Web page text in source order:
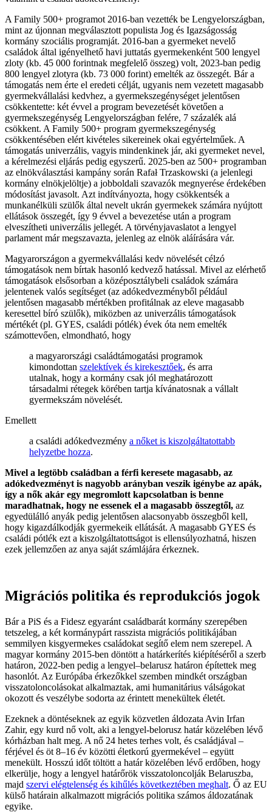
A Family 500+ programot 2016-ban vezették be Lengyelországban,
mint az újonnan megválasztott populista Jog és Igazságosság
kormány szociális programját. 2016-ban a gyermeket nevelő
családok által igényelhető havi juttatás gyermekenként 500 lengyel
zloty (kb. 45 000 forintnak megfelelő összeg) volt, 2023-ban pedig
800 lengyel zlotyra (kb. 73 000 forint) emelték az összegét. Bár a
támogatás nem érte el eredeti célját, ugyanis nem vezetett magasabb
gyermekvállalási kedvhez, a gyermekszegénységet jelentősen
csökkentette: két évvel a program bevezetését követően a
gyermekszegénység Lengyelországban felére, 7 százalék alá
csökkent. A Family 500+ program gyermekszegénység
csökkentésében elért kivételes sikereinek okai egyértelműek. A
támogatás univerzális, vagyis mindenkinek jár, aki gyermeket nevel,
a kérelmezési eljárás pedig egyszerű. 2025-ben az 500+ programban
az elnökválasztási kampány során Rafał Trzaskowski (a jelenlegi
kormány elnökjelöltje) a jobboldali szavazók megnyerése érdekében
módosítást javasolt. Azt indítványozta, hogy csökkentsék a
munkanélküli szülők által nevelt ukrán gyermekek számára nyújtott
ellátások összegét, így 9 évvel a bevezetése után a program
elveszítheti univerzális jellegét. A törvényjavaslatot a lengyel
parlament már megszavazta, jelenleg az elnök aláírására vár.
Magyarországon a gyermekvállalási kedv növelését célzó
támogatások nem bírtak hasonló kedvező hatással. Mivel az elérhető
támogatások elsősorban a középosztálybeli családok számára
jelentenek valós segítséget (az adókedvezményből például
jelentősen magasabb mértékben profitálnak az eleve magasabb
keresettel bíró szülők), miközben az univerzális támogatások
mértékét (pl. GYES, családi pótlék) évek óta nem emelték
számottevően, elmondható, hogy
a magyarországi családtámogatási programok
kimondottan szelektívek és kirekesztőek, és arra
utalnak, hogy a kormány csak jól meghatározott
társadalmi rétegek körében tartja kívánatosnak a vállalt
gyermekszám növelését.
Emellett
a családi adókedvezmény a nőket is kiszolgáltatottabb
helyzetbe hozza.
Mivel a legtöbb családban a férfi keresete magasabb, az
adókedvezményt is nagyobb arányban veszik igénybe az apák,
így a nők akár egy megromlott kapcsolatban is benne
maradhatnak, hogy ne essenek el a magasabb összegtől, az
egyedülálló anyák pedig jelentősen alacsonyabb összegből kell,
hogy kigazdálkodják gyermekeik ellátását. A magasabb GYES és
családi pótlék ezt a kiszolgáltatottságot is ellensúlyozhatná, hiszen
ezek jellemzően az anya saját számlájára érkeznek.
Migrációs politika és reprodukciós jogok
Bár a PiS és a Fidesz egyaránt családbarát kormány szerepében
tetszeleg, a két kormánypárt rasszista migrációs politikájában
semmilyen kisgyermekes családokat segítő elem nem szerepel. A
magyar kormány 2015-ben döntött a határkerítés kiépítéséről a szerb
határon, 2022-ben pedig a lengyel–belarusz határon építettek meg
hasonlót. Az Európába érkezőkkel szemben mindkét országban
visszatoloncolásokat alkalmaztak, ami humanitárius válságokat
okozott és veszélybe sodorta az érintett menekültek életét.
Ezeknek a döntéseknek az egyik közvetlen áldozata Avin Irfan
Zahir, egy kurd nő volt, aki a lengyel-belorusz határ közelében lévő
kórházban halt meg. A nő 24 hetes terhes volt, és családjával –
férjével és öt 8–16 év közötti életkorú gyermekével – együtt
menekült. Hosszú időt töltött a határ közelében lévő erdőben, hogy
elkerülje, hogy a lengyel határőrök visszatoloncolják Belaruszba,
majd szervi elégtelenség és kihűlés következtében meghalt. Ő az EU
külső határain alkalmazott migrációs politika számos áldozatának
egyike.